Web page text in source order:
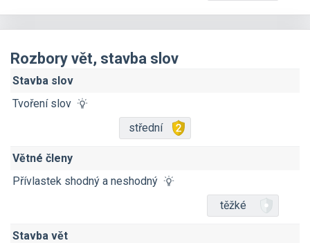
Rozbory vět, stavba slov
Stavba slov
Tvoření slov
střední
Větné členy
Přívlastek shodný a neshodný
těžké
Stavba vět